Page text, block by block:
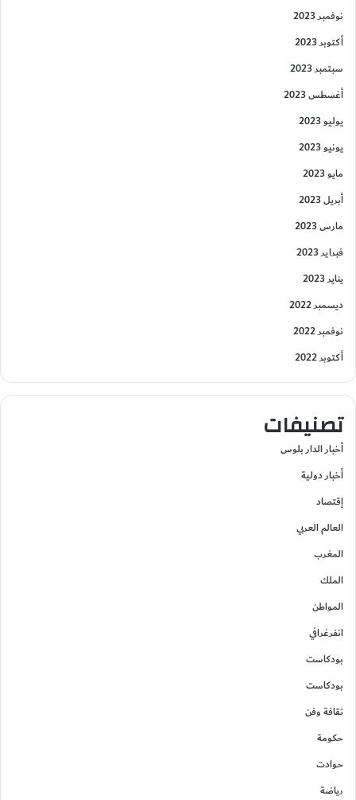
نوفمبر 2023
أكتوبر 2023
سبتمبر 2023
أغسطس 2023
يوليو 2023
يونيو 2023
مايو 2023
أبريل 2023
مارس 2023
فبراير 2023
يناير 2023
ديسمبر 2022
نوفمبر 2022
أكتوبر 2022
تصنيفات
أخبار الدار بلوس
أخبار دولية
إقتصاد
العالم العربي
المغرب
الملك
المواطن
انفرغرافي
بودكاست
بودكاست
ثقافة وفن
حكومة
حوادت
رياضة